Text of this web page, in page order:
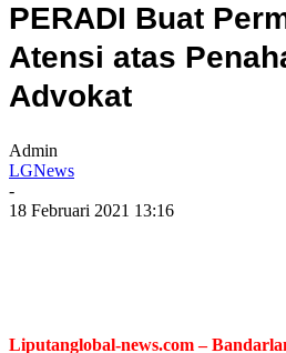
PERADI Buat
Atensi atas
Advokat
Admin
LGNews
-
18 Februari 2021 13:16
Liputanglobal-news.com –